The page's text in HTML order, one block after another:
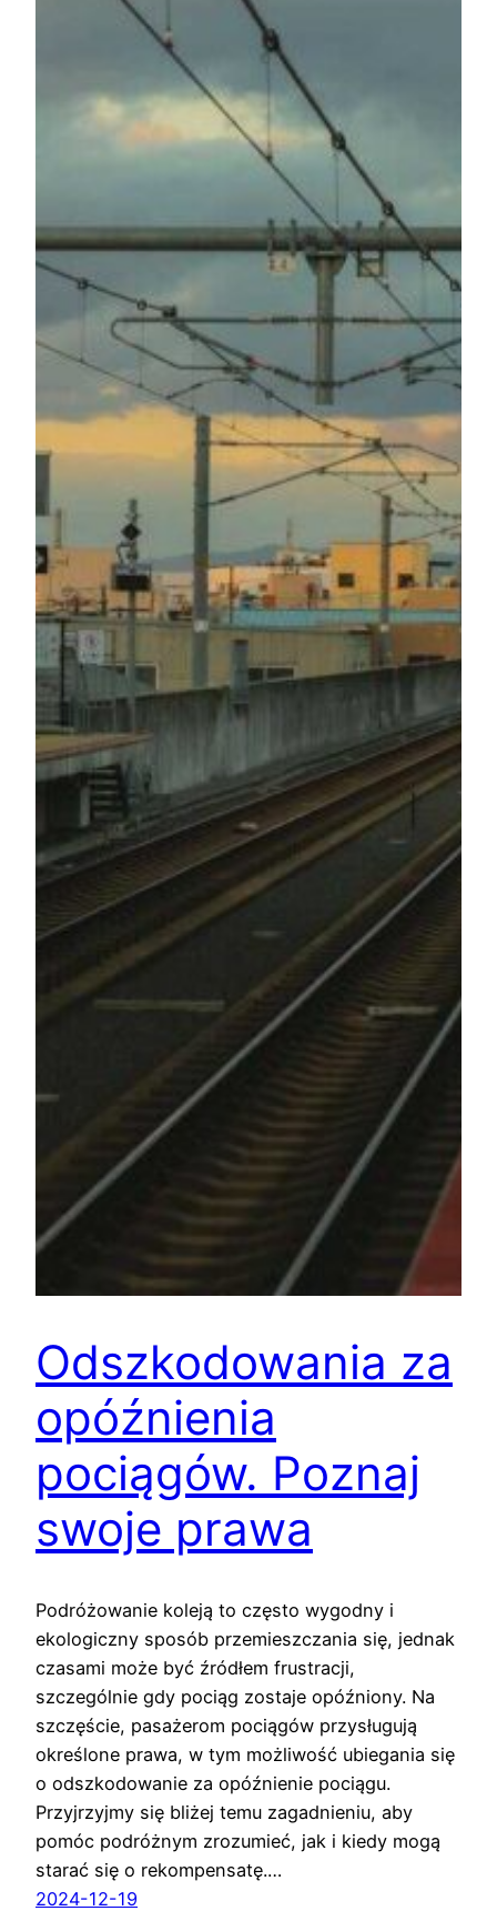
Odszkodowania za
opóźnienia
pociągów. Poznaj
swoje prawa
Podróżowanie koleją to często wygodny i
ekologiczny sposób przemieszczania się, jednak
czasami może być źródłem frustracji,
szczególnie gdy pociąg zostaje opóźniony. Na
szczęście, pasażerom pociągów przysługują
określone prawa, w tym możliwość ubiegania się
o odszkodowanie za opóźnienie pociągu.
Przyjrzyjmy się bliżej temu zagadnieniu, aby
pomóc podróżnym zrozumieć, jak i kiedy mogą
starać się o rekompensatę.…
2024-12-19